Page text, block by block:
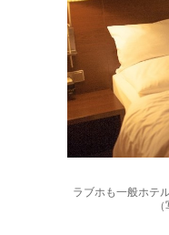
ラブホも一般ホテ